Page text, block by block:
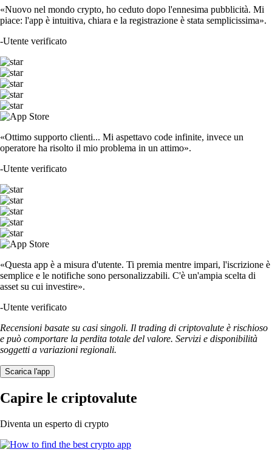
«Nuovo nel mondo crypto, ho ceduto dopo l'ennesima pubblicità. Mi
piace: l'app è intuitiva, chiara e la registrazione è stata semplicissima».
-Utente verificato
«Ottimo supporto clienti... Mi aspettavo code infinite, invece un
operatore ha risolto il mio problema in un attimo».
-Utente verificato
«Questa app è a misura d'utente. Ti premia mentre impari, l'iscrizione è
semplice e le notifiche sono personalizzabili. C'è un'ampia scelta di
asset su cui investire».
-Utente verificato
Recensioni basate su casi singoli. Il trading di criptovalute è rischioso
e può comportare la perdita totale del valore. Servizi e disponibilità
soggetti a variazioni regionali.
Scarica l'app
Capire le criptovalute
Diventa un esperto di crypto